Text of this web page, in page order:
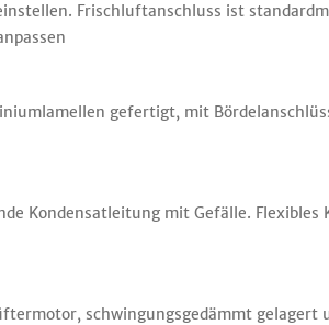
Frischluftanschluss ist
gefertigt, mit
Kondensatleitung mit Gefälle. Flexibles
schwingungsgedämmt gelagert